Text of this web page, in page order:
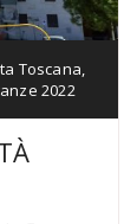
Toscana,
2022